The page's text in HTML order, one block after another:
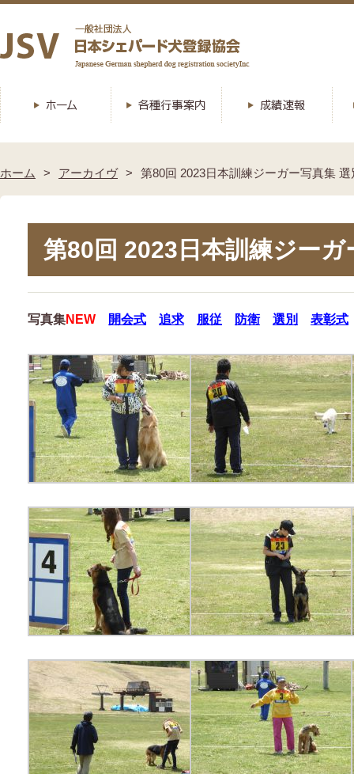
ホーム アーカイヴ 第80回 2023日本訓練ジーガー写真集 選
第80回 2023日本訓練ジーガ
写真集NEW 開会式 追求 服従 防衛 選別 表彰式